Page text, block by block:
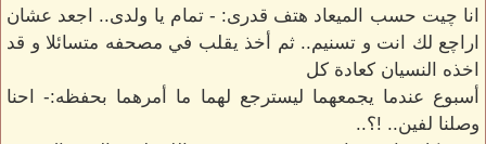
انا چيت حسب الميعاد هتف قدرى: - تمام يا ولدى.. اجعد عشان
اراچع لك انت و تسنيم.. ثم أخذ يقلب في مصحفه متسائلا و قد
اخذه النسيان كعادة كل
أسبوع عندما يجمعهما ليسترجع لهما ما أمرهما بحفظه:- احنا
وصلنا لفين.. !؟..